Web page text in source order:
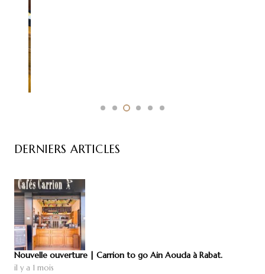
DERNIERS ARTICLES
Nouvelle ouverture | Carrion to go Ain Aouda à Rabat.
il y a 1 mois